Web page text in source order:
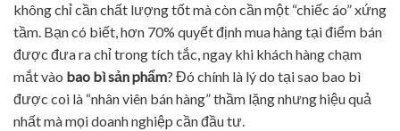
không chỉ cần chất lượng tốt mà còn cần một “chiếc áo” xứng
tầm. Bạn có biết, hơn 70% quyết định mua hàng tại điểm bán
được đưa ra chỉ trong tích tắc, ngay khi khách hàng chạm
mắt vào bao bì sản phẩm? Đó chính là lý do tại sao bao bì
được coi là “nhân viên bán hàng” thầm lặng nhưng hiệu quả
nhất mà mọi doanh nghiệp cần đầu tư.